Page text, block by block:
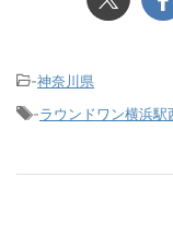
-神奈川県
-ラウンドワン横浜駅